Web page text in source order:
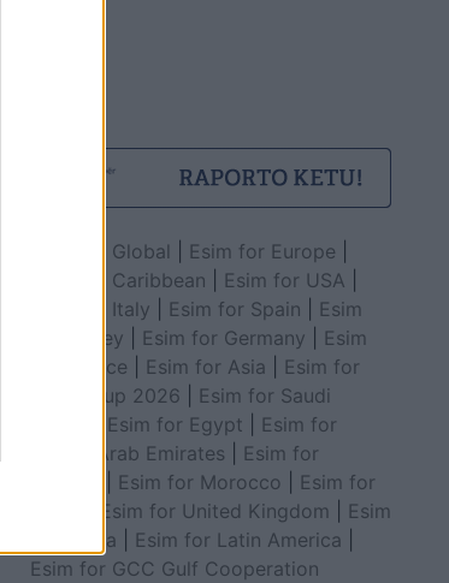
Esim for Global Esim for Europe
Esim for Caribbean
Esim for USA
Esim for Italy
Esim for Spain
Esim
for Turkey
Esim for Germany
Esim
for Greece
Esim for Asia
Esim for
World Cup 2026
Esim for Saudi
Esim for Egypt
Esim for
United Arab Emirates
Esim for
Esim for Morocco
Esim for
Esim for United Kingdom
Esim
for Africa
Esim for Latin America
Esim for GCC Gulf Cooperation